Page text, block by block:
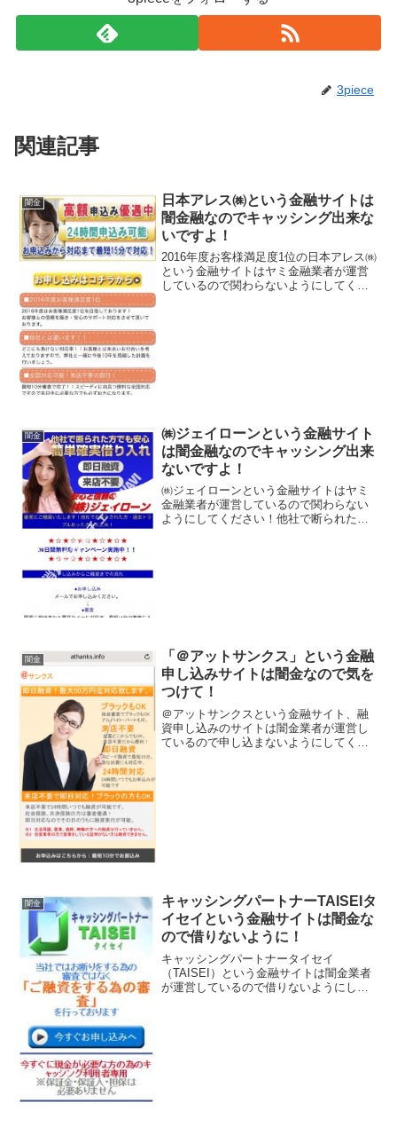
3piece
関連記事
闇金
日本アレス㈱という金融サイトは
闇金融なのでキャッシング出来な
いですよ！
2016年度お客様満足度1位の日本アレス㈱
という金融サイトはヤミ金融業者が運営
しているので関わらないようにしてくだ
闇金
㈱ジェイローンという金融サイト
は闇金融なのでキャッシング出来
ないですよ！
㈱ジェイローンという金融サイトはヤミ
金融業者が運営しているので関わらない
ようにしてください！他社で断られた方
闇金
「＠アットサンクス」という金融
申し込みサイトは闇金なので気を
つけて！
＠アットサンクスという金融サイト、融
資申し込みのサイトは闇金業者が運営し
ているので申し込まないようにしてくだ
闇金
キャッシングパートナーTAISEIタ
イセイという金融サイトは闇金な
ので借りないように！
キャッシングパートナータイセイ
（TAISEI）という金融サイトは闇金業者
が運営しているので借りないようにして